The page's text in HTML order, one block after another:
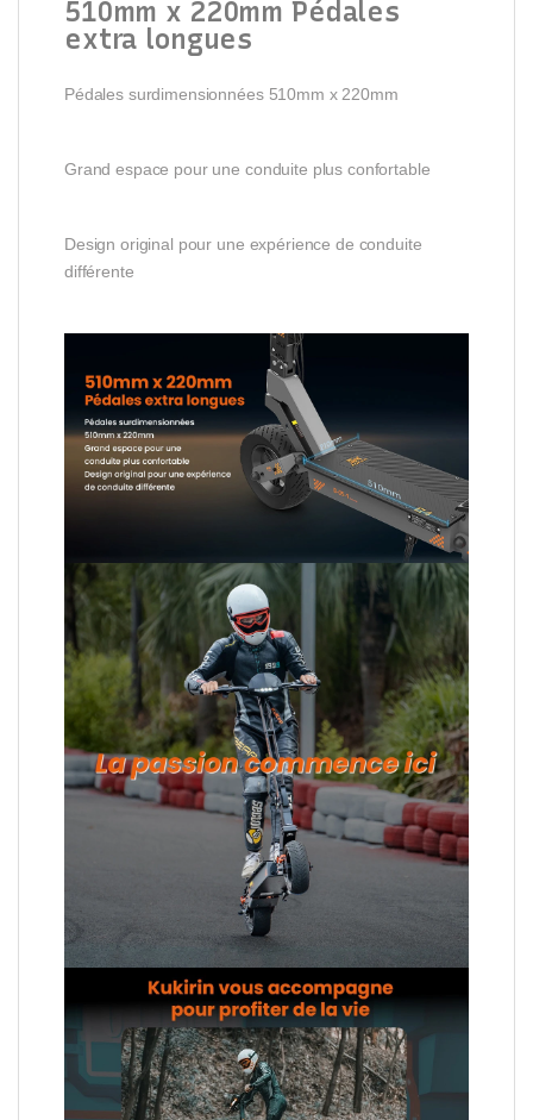
510mm x 220mm Pédales
extra longues
Pédales surdimensionnées 510mm x 220mm
Grand espace pour une conduite plus confortable
Design original pour une expérience de conduite
différente